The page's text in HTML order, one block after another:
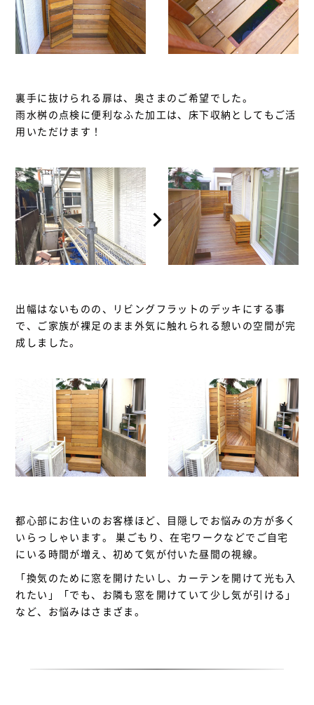
裏手に抜けられる扉は、奥さまのご希望でした。
雨水桝の点検に便利なふた加工は、床下収納としてもご活
用いただけます！
出幅はないものの、リビングフラットのデッキにする事
で、ご家族が裸足のまま外気に触れられる憩いの空間が完
成しました。
都心部にお住いのお客様ほど、目隠しでお悩みの方が多く
いらっしゃいます。 巣ごもり、在宅ワークなどでご自宅
にいる時間が増え、初めて気が付いた昼間の視線。
「換気のために窓を開けたいし、カーテンを開けて光も入
れたい」「でも、お隣も窓を開けていて少し気が引ける」
など、お悩みはさまざま。